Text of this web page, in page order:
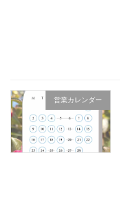
営業カレンダー